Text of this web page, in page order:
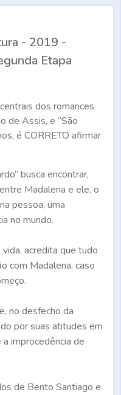
- 2019 -
Etapa
dos romances
de Assis, e “São
é CORRETO afirmar
busca encontrar,
Madalena e ele, o
pessoa, uma
no mundo.
acredita que tudo
com Madalena, caso
no desfecho da
por suas atitudes em
improcedência de
de Bento Santiago e